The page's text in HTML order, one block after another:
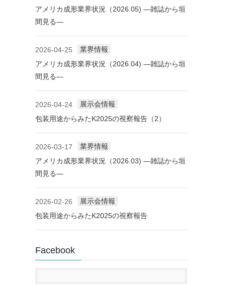
アメリカ成形業界状況（2026.05) ―雑誌から垣
間見る―
2026-04-25
業界情報
アメリカ成形業界状況（2026.04) ―雑誌から垣
間見る―
2026-04-24
展示会情報
包装用途からみたK2025の視察報告（2）
2026-03-17
業界情報
アメリカ成形業界状況（2026.03) ―雑誌から垣
間見る―
2026-02-26
展示会情報
包装用途からみたK2025の視察報告
Facebook